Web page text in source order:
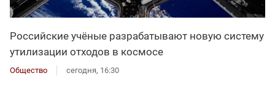
Российские учёные разрабатывают новую систему
утилизации отходов в космосе
Общество сегодня, 16:30